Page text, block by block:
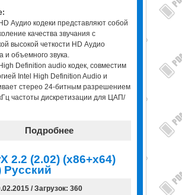
Аудио кодеки представляют собой
качества звучания с
высокой четкости HD Аудио
и объемного звука.
Definition audio кодек, совместим
Intel High Definition Audio и
стерео 24-битным разрешением
частоты дискретизации для ЦАП/
Подробнее
2.2 (2.02) (x86+x64)
Русский
/ Загрузок: 360